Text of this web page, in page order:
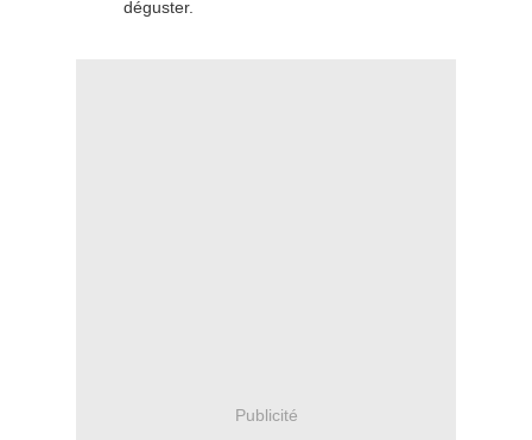
déguster.
Publicité